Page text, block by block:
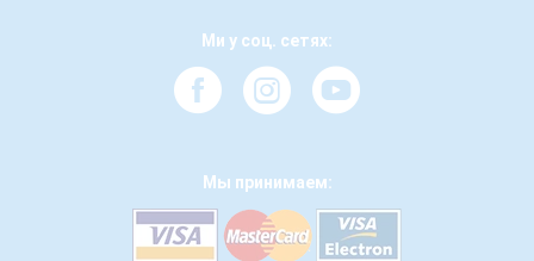
Ми у соц. сетях:
Мы принимаем: